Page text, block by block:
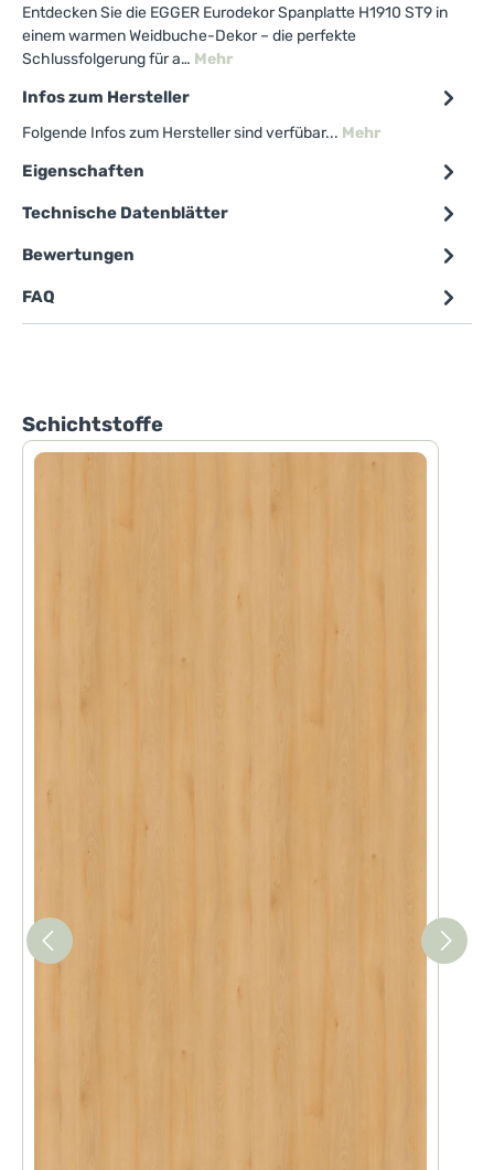
Entdecken Sie die EGGER Eurodekor Spanplatte H1910 ST9 in
einem warmen Weidbuche-Dekor – die perfekte
Schlussfolgerung für a… Mehr
Infos zum Hersteller
Folgende Infos zum Hersteller sind verfübar... Mehr
Eigenschaften
Technische Datenblätter
Bewertungen
FAQ
Produktgalerie überspringen
Schichtstoffe